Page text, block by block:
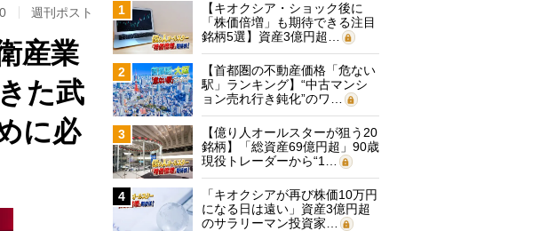
週刊ポスト
産業
た武
に必
1
【キオクシア・ショック後に
「株価倍増」も期待できる注目
銘柄5選】資産3億円超…
2
【首都圏の不動産価格「危ない
駅」ランキング】“中古マンシ
ョン売れ行き鈍化”のワ…
3
【億り人オールスターが狙う20
銘柄】「総資産69億円超」90歳
現役トレーダーから“1…
4
「キオクシアが再び株価10万円
になる日は遠い」資産3億円超
のサラリーマン投資家…